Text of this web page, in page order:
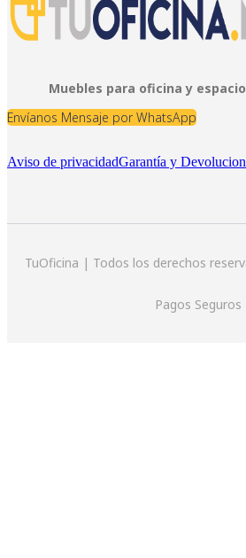
Muebles para oficina y
Envíanos Mensaje por WhatsApp
Aviso de privacidadGarantía y
TuOficina | Todos los derechos
Pagos Seguros